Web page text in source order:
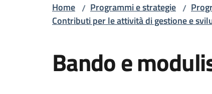
Home / Programmi e strategie /
Contributi per le attività di gestione e
Bando e